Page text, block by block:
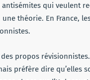
qui veulent
théorie. En France,
propos
préfère dire qu’elles